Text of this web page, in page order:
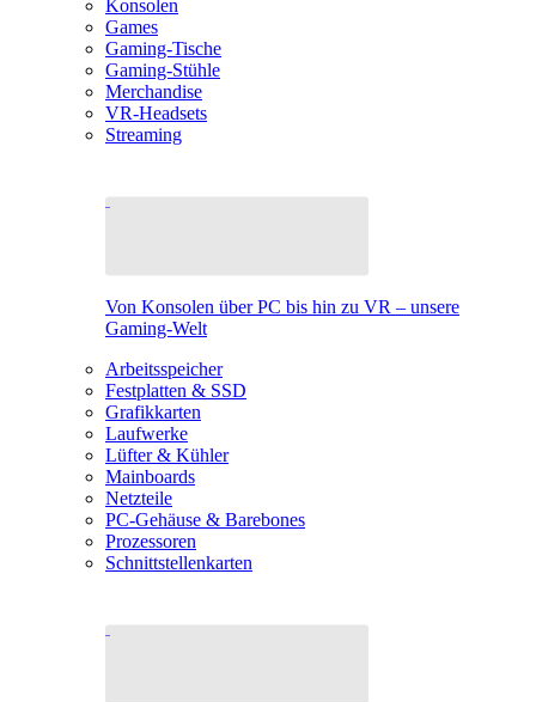
Konsolen
Games
Gaming-Tische
Gaming-Stühle
Merchandise
VR-Headsets
Streaming
Von Konsolen über PC bis hin zu VR – unsere
Gaming-Welt
Arbeitsspeicher
Festplatten & SSD
Grafikkarten
Laufwerke
Lüfter & Kühler
Mainboards
Netzteile
PC-Gehäuse & Barebones
Prozessoren
Schnittstellenkarten